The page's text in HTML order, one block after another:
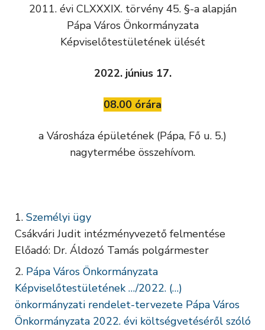
2011. évi CLXXXIX. törvény 45. §-a alapján
Pápa Város Önkormányzata
Képviselőtestületének ülését
2022. június 17.
08.00 órára
a Városháza épületének (Pápa, Fő u. 5.)
nagytermébe összehívom.
Személyi ügy
Csákvári Judit intézményvezető felmentése
Előadó: Dr. Áldozó Tamás polgármester
Pápa Város Önkormányzata
Képviselőtestületének …/2022. (…)
önkormányzati rendelet-tervezete Pápa Város
Önkormányzata 2022. évi költségvetéséről szóló